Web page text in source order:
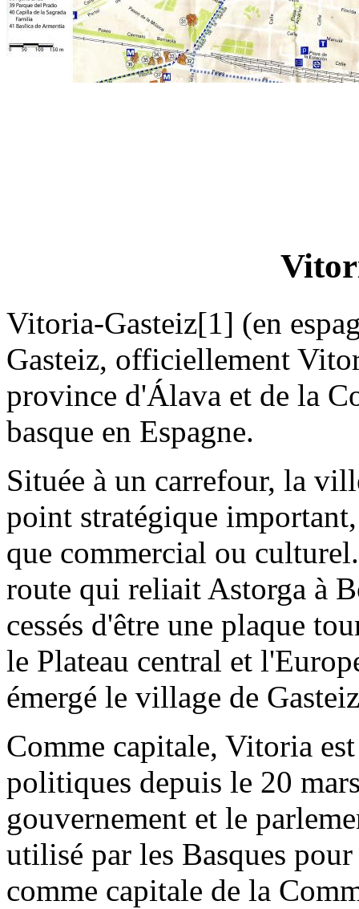
Vitoria-Gasteiz[1] (en
Gasteiz, officiellement
province d'Álava et de la
basque en Espagne.
Située à un carrefour, la
point stratégique
que commercial ou
route qui reliait Astorga à
cessés d'être une plaque
le Plateau central et
émergé le village de
Comme capitale, Vitoria
politiques depuis le 20
gouvernement et le
utilisé par les Basques
comme capitale de la